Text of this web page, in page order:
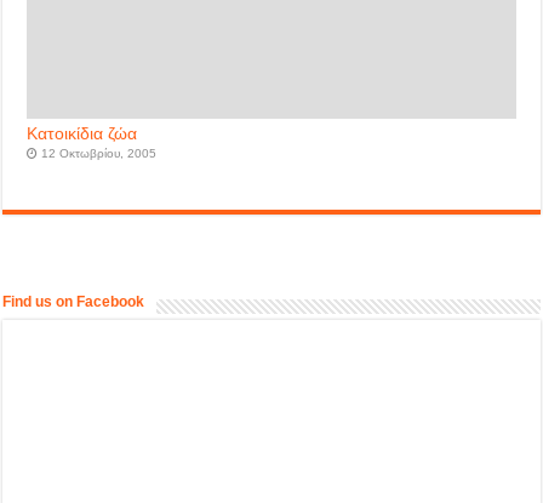
Κατοικίδια ζώα
12 Οκτωβρίου, 2005
Find us on Facebook